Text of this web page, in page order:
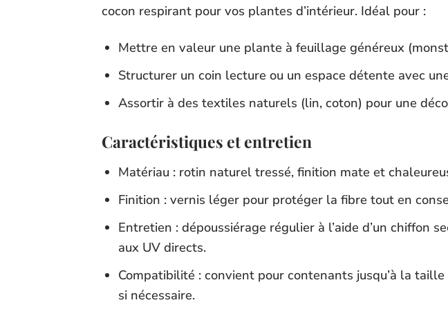
cocon respirant pour vos plantes d’intérieur. Idéal pour :
Mettre en valeur une plante à feuillage généreux
Structurer un coin lecture ou un espace détente avec
Assortir à des textiles naturels (lin, coton) pour une
Caractéristiques et entretien
Matériau : rotin naturel tressé, finition mate et
Finition : vernis léger pour protéger la fibre tout en
Entretien : dépoussiérage régulier à l’aide d’un chiffon
aux UV directs.
Compatibilité : convient pour contenants jusqu’à la
si nécessaire.